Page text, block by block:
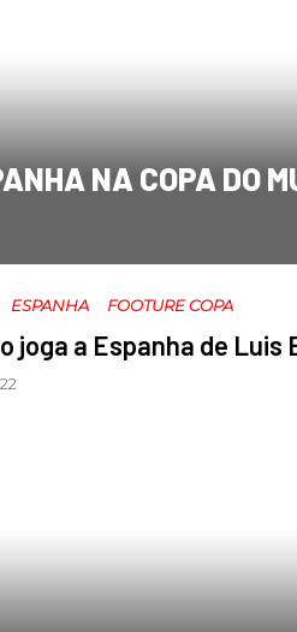
NA COPA DO
ESPANHA FOOTURE COPA
joga a Espanha de Luis